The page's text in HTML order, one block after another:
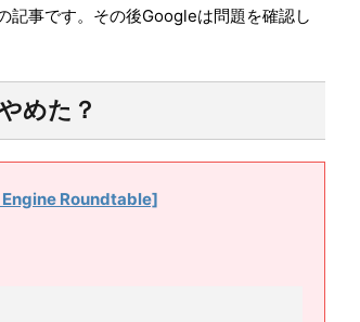
記事です。その後Googleは問題を確認し
めた？
Roundtable]